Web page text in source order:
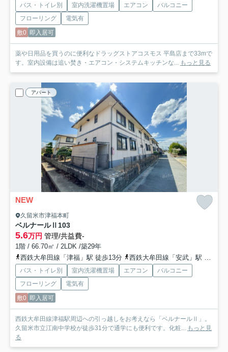
バス・トイレ別 室内洗濯機置場 エアコン
バルコニー
フローリング
電気有
敷0 即入居可
薬や日用品を買うのに便利なドラッグストアコスモス 平島店まで33mで
す。室内設備は追い焚き・エアコン・システムキッチンな... もっと見る
アパート
NEW
久留米市津福本町
ベルナールⅡ 103
5.6万円 管理/共益費-
1階 / 66.70㎡ / 2LDK /築29年
西鉄大牟田線「津福」駅 徒歩13分
西鉄大牟田線「安武」駅 徒歩15分
バス・トイレ別 室内洗濯機置場 エアコン
バルコニー
フローリング
電気有
敷0 即入居可
西鉄大牟田線津福駅周辺への引っ越しをお考えなら「ベルナールⅡ」。
久留米市立江南中学校が徒歩31分で通学にも便利です。化粧... もっと見
る